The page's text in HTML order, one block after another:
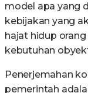
model apa yang
kebijakan yang
hajat hidup
kebutuhan
Penerjemahan
pemerintah